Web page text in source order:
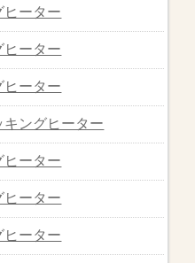
ーター
ーター
ーター
ングヒーター
ーター
ーター
ーター